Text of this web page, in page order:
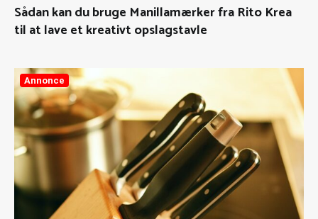
Sådan kan du bruge Manillamærker fra Rito Krea
til at lave et kreativt opslagstavle
Annonce